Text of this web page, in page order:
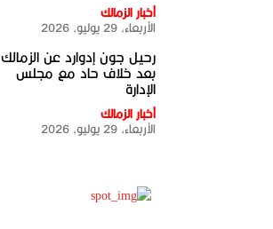
أخبار الزمالك
الأربعاء، 29 يوليو، 2026
رحيل جون إدوارد عن الزمالك
بعد خلاف حاد مع مجلس
الإدارة
أخبار الزمالك
الأربعاء، 29 يوليو، 2026